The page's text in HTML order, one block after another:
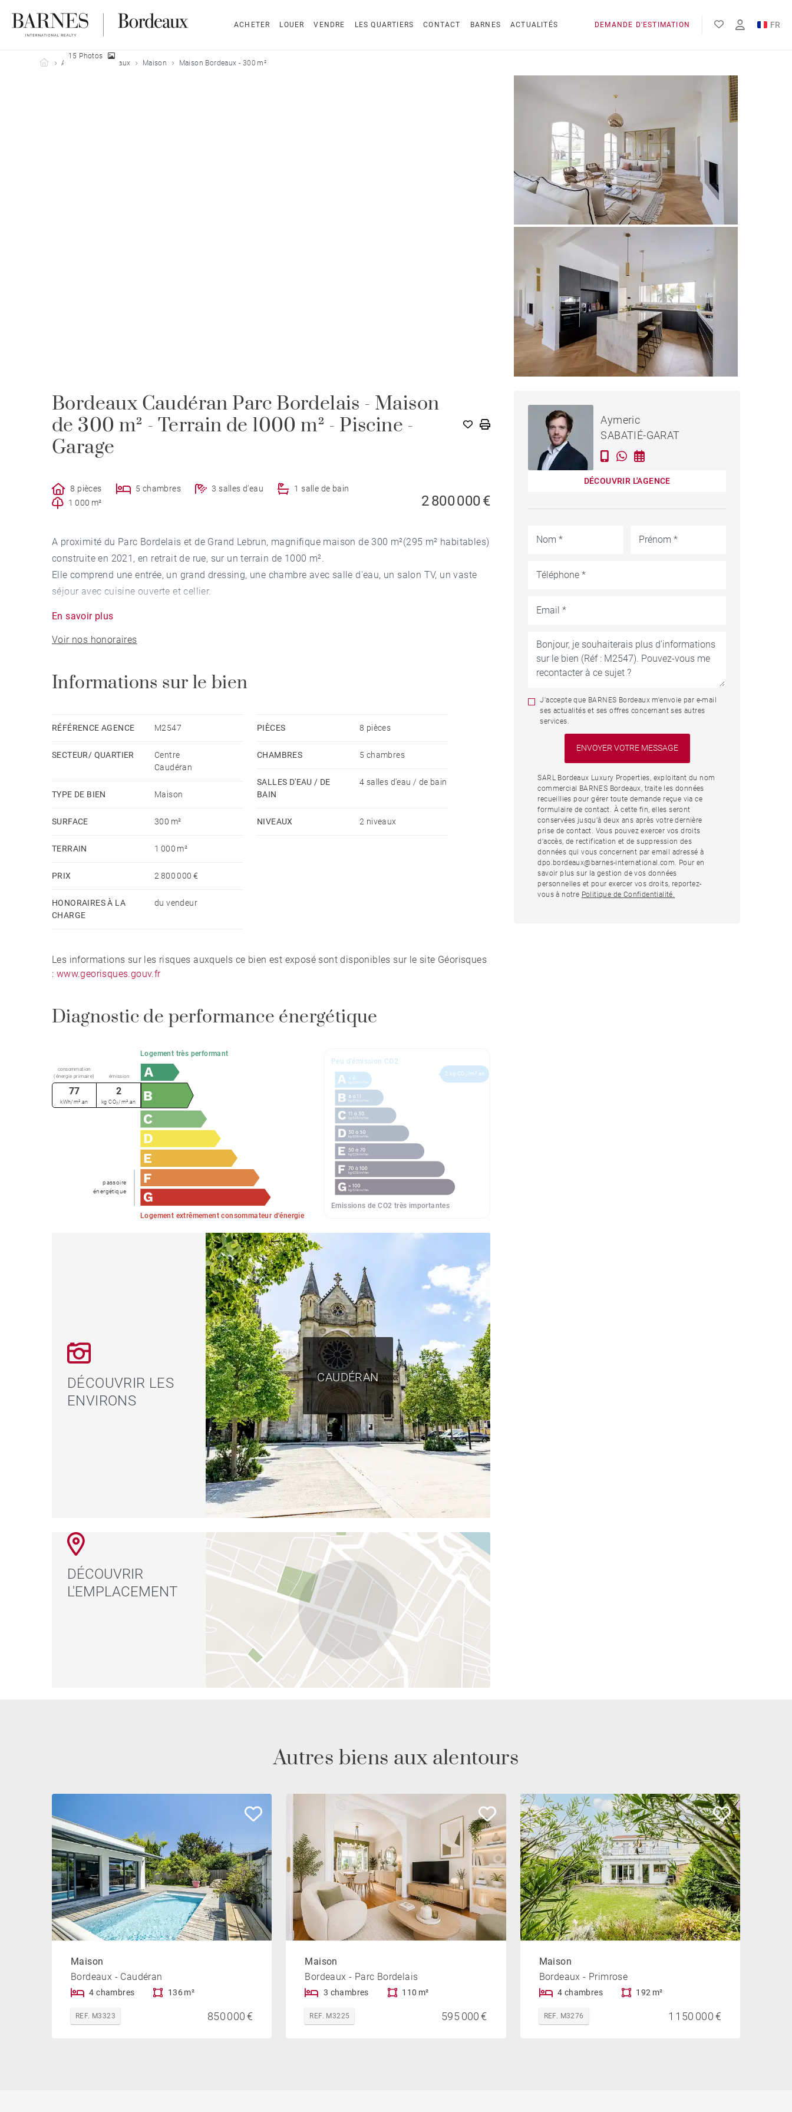
ACHETER LOUER VENDRE LES QUARTIERS CONTACT BARNES ACTUALITÉS DEMANDE D'ESTIMATION
FR
Barnes Bordeaux
Acheter Bordeaux Maison Maison Bordeaux - 300 m²
15 Photos
Bordeaux Caudéran Parc Bordelais - Maison
de 300 m² - Terrain de 1000 m² - Piscine -
Garage
8 pièces 5 chambres 3 salles d'eau
1 salle de bain
1 000 m²
2 800 000 €
A proximité du Parc Bordelais et de Grand Lebrun, magnifique maison de 300 m²(295 m² habitables)
construite en 2021, en retrait de rue, sur un terrain de 1000 m².
Elle comprend une entrée, un grand dressing, une chambre avec salle d'eau, un salon TV, un vaste
séjour avec cuisine ouverte et cellier.
une avec cuisine d'été en partie couverte à l'arrière.
A l'étage, un palier dessert deux chambres avec dressing et salle d'eau, un bureau, une salle de jeu
ainsi qu'une grande lingerie.
l'étage.
En savoir plus
Voir nos honoraires
Informations sur le bien
RÉFÉRENCE AGENCE M2547
SECTEUR/ QUARTIER
Centre
Caudéran
TYPE DE BIEN Maison
SURFACE 300 m²
TERRAIN 1 000 m²
PRIX 2 800 000 €
HONORAIRES À LA
CHARGE
du vendeur
PIÈCES 8 pièces
CHAMBRES 5 chambres
SALLES D'EAU / DE
BAIN
4 salles d'eau / de bain
NIVEAUX 2 niveaux
Les informations sur les risques auxquels ce bien est exposé sont disponibles sur le site Géorisques
: www.georisques.gouv.fr
Diagnostic de performance énergétique
Logement très performant
Logement extrêmement consommateur d'énergie
passoire
énergétique
consommation
(énergie primaire)
émission
77
kWh/m².an
2
kg CO₂/m².an
Peu d'émission CO2
Emissions de CO2 très importantes
2 kg CO₂/m².an
DÉCOUVRIR LES
ENVIRONS
CAUDÉRAN
DÉCOUVRIR
L'EMPLACEMENT
MAISON BORDEAUX -
300 M²Aymeric
SABATIÉ-GARAT
DÉCOUVRIR L'AGENCE
J'accepte que BARNES Bordeaux m'envoie par e-mail
ses actualités et ses offres concernant ses autres
services.
SARL Bordeaux Luxury Properties, exploitant du nom
commercial BARNES Bordeaux, traite les données
recueillies pour gérer toute demande reçue via ce
formulaire de contact. À cette fin, elles seront
conservées jusqu’à deux ans après votre dernière
prise de contact. Vous pouvez exercer vos droits
d'accès, de rectification et de suppression des
données qui vous concernent par email adressé à
dpo.bordeaux@barnes-international.com. Pour en
savoir plus sur la gestion de vos données
personnelles et pour exercer vos droits, reportez-
vous à notre Politique de Confidentialité.
Autres biens aux alentours
Maison
Bordeaux - Caudéran
4 chambres 136 m²
REF. M3323 850 000 €
Maison
Bordeaux - Parc Bordelais
3 chambres 110 m²
REF. M3225 595 000 €
Maison
Bordeaux - Primrose
4 chambres 192 m²
REF. M3276 1 150 000 €